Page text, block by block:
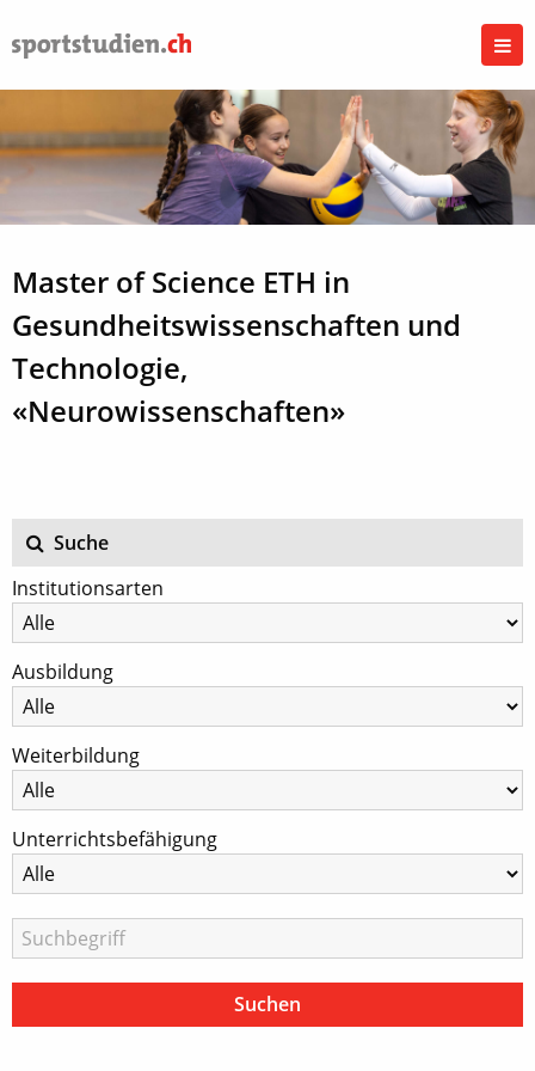
Master of Science ETH in
Gesundheitswissenschaften und
Technologie,
«Neurowissenschaften»
Suche
Institutionsarten
Ausbildung
Weiterbildung
Unterrichtsbefähigung